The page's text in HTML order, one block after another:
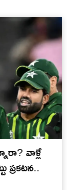
వాళ్లే
ప్ర‌క‌ట‌న‌..